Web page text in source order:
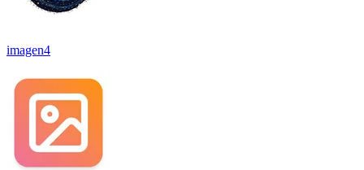
imagen4